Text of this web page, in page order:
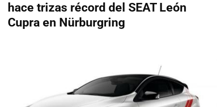
hace trizas récord del SEAT León
Cupra en Nürburgring